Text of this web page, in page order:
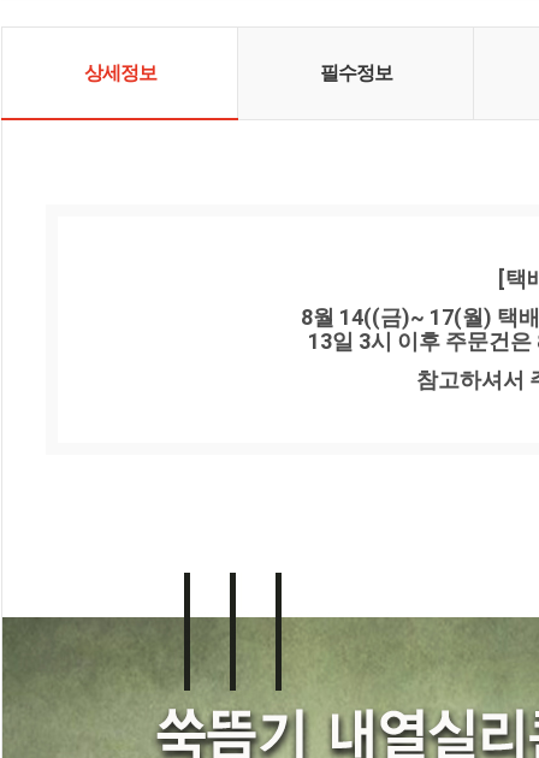
상세정보 필수정보
[택
8월 14((금)~ 17(월) 택
13일 3시 이후 주문건
참고하셔서